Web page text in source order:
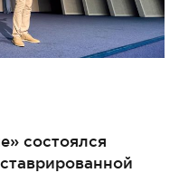
состоялся